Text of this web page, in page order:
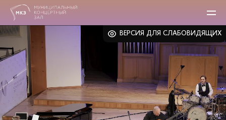
ВЕРСИЯ ДЛЯ СЛАБОВИДЯЩИХ